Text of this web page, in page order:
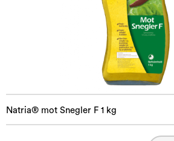
Natria® mot Snegler F 1 kg